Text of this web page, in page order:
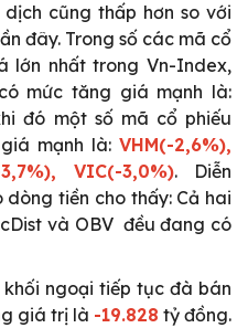
cũng thấp hơn so với
đây. Trong số các mã cổ
lớn nhất trong Vn-Index,
mức tăng giá mạnh là:
đó một số mã cổ phiếu
mạnh là: VHM(-2,6%),
VIC(-3,0%). Diễn
tiền cho thấy: Cả hai
và OBV đều đang có
ngoại tiếp tục đà bán
giá trị là -19.828 tỷ đồng.